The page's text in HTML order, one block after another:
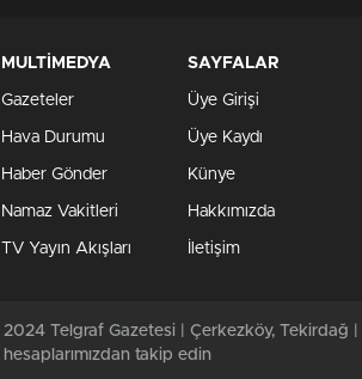
MULTİMEDYA
Gazeteler
Hava Durumu
Haber Gönder
Namaz Vakitleri
TV Yayın Akışları
SAYFALAR
Üye Girişi
Üye Kaydı
Künye
Hakkımızda
İletişim
2024 Telgraf Gazetesi | Çerkezköy, Tekirdağ
hesaplarımızdan takip edin